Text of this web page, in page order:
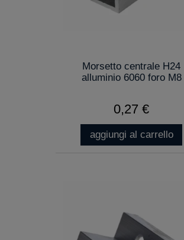
Morsetto centrale H24
alluminio 6060 foro M8
0,27 €
aggiungi al carrello